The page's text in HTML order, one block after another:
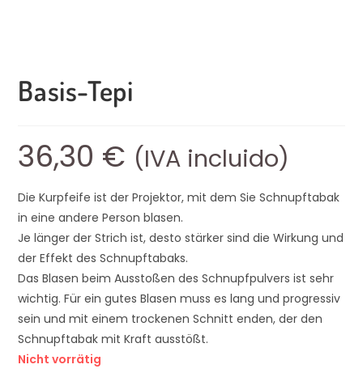
Basis-Tepi
36,30 € (IVA incluido)
Die Kurpfeife ist der Projektor, mit dem Sie Schnupftabak
in eine andere Person blasen.
Je länger der Strich ist, desto stärker sind die Wirkung und
der Effekt des Schnupftabaks.
Das Blasen beim Ausstoßen des Schnupfpulvers ist sehr
wichtig. Für ein gutes Blasen muss es lang und progressiv
sein und mit einem trockenen Schnitt enden, der den
Schnupftabak mit Kraft ausstößt.
Nicht vorrätig